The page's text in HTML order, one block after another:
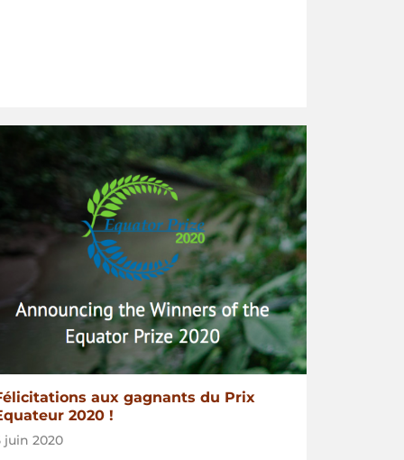
terres
et
mais
menace
subsiste »
aux gagnants du Prix
2020 !
juin 2020